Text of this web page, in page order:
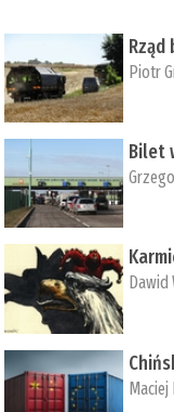
Piotr
Bilet
Maciej